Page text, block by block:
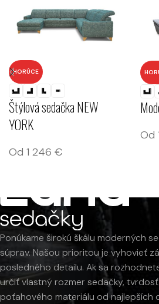
HORÚCE
Štýlová sedačka NEW
YORK
Od 1 246 €
Od
Ponúkame širokú škálu moderných
súprav. Našou prioritou je vyhovieť
posledného detailu. Ak sa
určiť vlastný rozmer sedačky,
poťahového materiálu od najlepších